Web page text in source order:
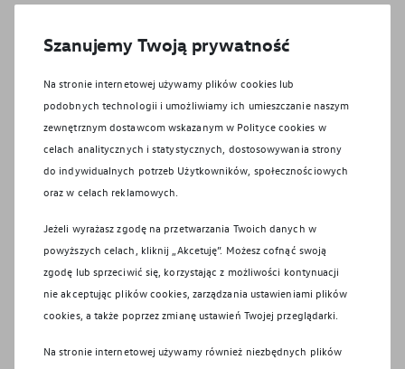
Jak nas znaleźć?
Działy i pracownicy
Formularz kontaktowy
Umów się na serwis
YouTube
Facebook
Instagram
Szanujemy Twoją prywatność
Na stronie internetowej używamy plików cookies lub
podobnych technologii i umożliwiamy ich umieszczanie naszym
zewnętrznym dostawcom wskazanym w Polityce cookies w
celach analitycznych i statystycznych, dostosowywania strony
do indywidualnych potrzeb Użytkowników, społecznościowych
oraz w celach reklamowych.
Jeżeli wyrażasz zgodę na przetwarzania Twoich danych w
powyższych celach, kliknij „Akcetuję”. Możesz cofnąć swoją
zgodę lub sprzeciwić się, korzystając z możliwości kontynuacji
nie akceptując plików cookies, zarządzania ustawieniami plików
cookies, a także poprzez zmianę ustawień Twojej przeglądarki.
Na stronie internetowej używamy również niezbędnych plików